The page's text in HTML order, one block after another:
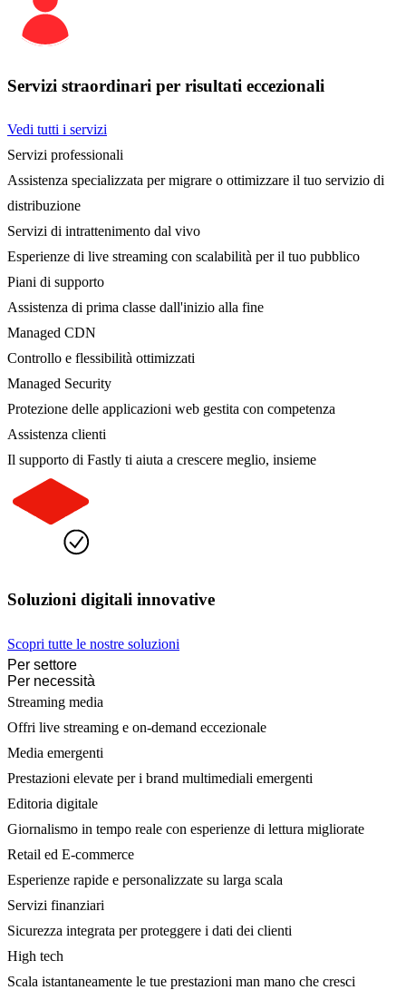
Servizi straordinari per risultati eccezionali
Vedi tutti i servizi
Servizi professionali
Assistenza specializzata per migrare o ottimizzare il tuo servizio di
distribuzione
Servizi di intrattenimento dal vivo
Esperienze di live streaming con scalabilità per il tuo pubblico
Piani di supporto
Assistenza di prima classe dall'inizio alla fine
Managed CDN
Controllo e flessibilità ottimizzati
Managed Security
Protezione delle applicazioni web gestita con competenza
Assistenza clienti
Il supporto di Fastly ti aiuta a crescere meglio, insieme
Soluzioni digitali innovative
Scopri tutte le nostre soluzioni
Per settore
Per necessità
Streaming media
Offri live streaming e on-demand eccezionale
Media emergenti
Prestazioni elevate per i brand multimediali emergenti
Editoria digitale
Giornalismo in tempo reale con esperienze di lettura migliorate
Retail ed E-commerce
Esperienze rapide e personalizzate su larga scala
Servizi finanziari
Sicurezza integrata per proteggere i dati dei clienti
High tech
Scala istantaneamente le tue prestazioni man mano che cresci